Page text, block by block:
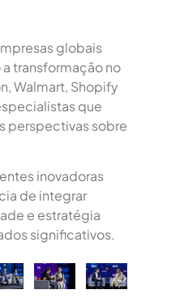
globais
transformação no
Walmart, Shopify
que
perspectivas sobre
inovadoras
de integrar
e estratégia
significativos.